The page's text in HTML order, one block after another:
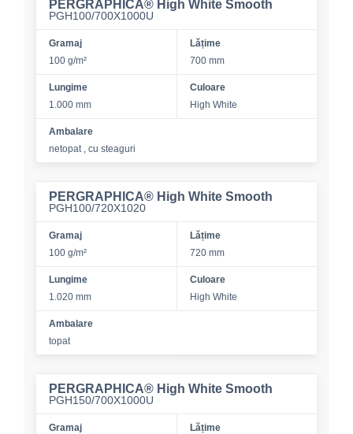
PERGRAPHICA® High White Smooth
PGH100/700X1000U
Gramaj
100 g/m²
Lățime
700 mm
Lungime
1.000 mm
Culoare
High White
Ambalare
netopat , cu steaguri
PERGRAPHICA® High White Smooth
PGH100/720X1020
Gramaj
100 g/m²
Lățime
720 mm
Lungime
1.020 mm
Culoare
High White
Ambalare
topat
PERGRAPHICA® High White Smooth
PGH150/700X1000U
Gramaj
Lățime